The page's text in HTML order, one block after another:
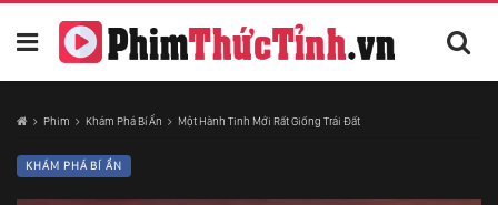
Phim Khám Phá Bí Ẩn Một Hành Tinh Mới Rất Giống Trái Đất
KHÁM PHÁ BÍ ẨN